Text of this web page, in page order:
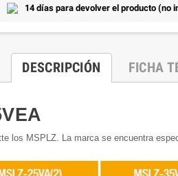
14 días para devolver el producto (no
DESCRIPCIÓN FICHA
los MSPLZ. La marca se encuentra